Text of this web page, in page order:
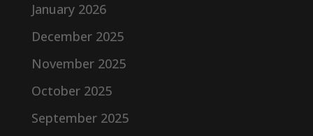
January 2026
December 2025
November 2025
October 2025
September 2025